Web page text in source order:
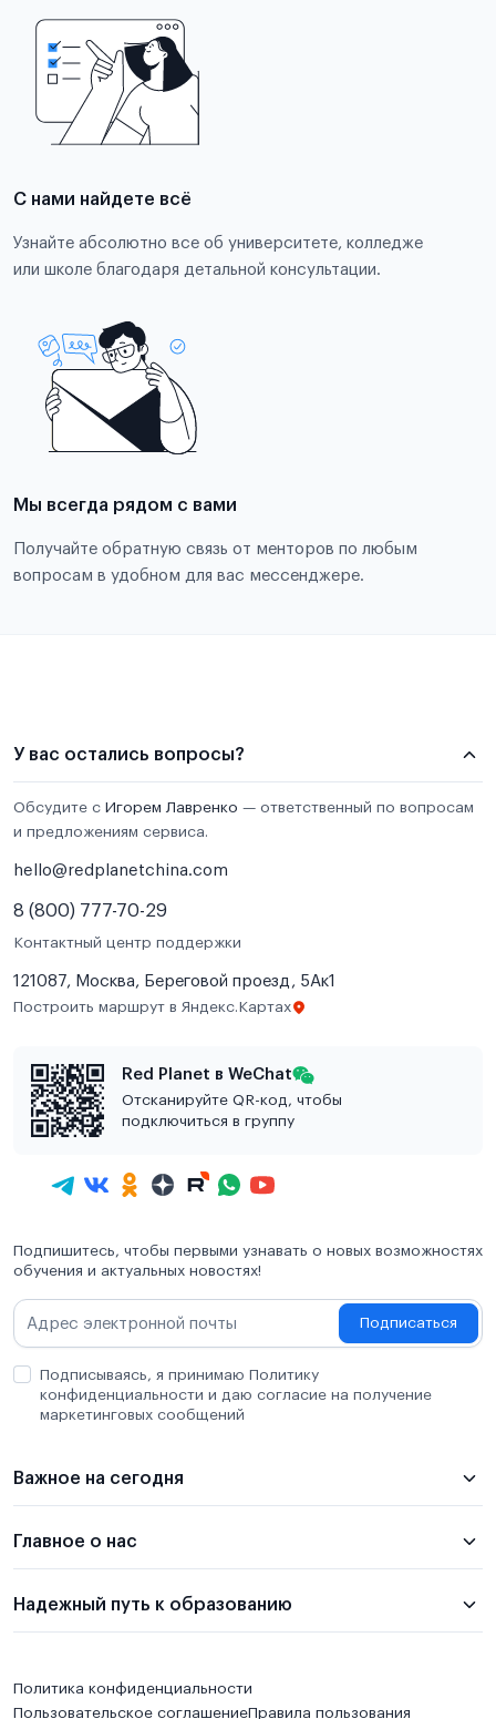
С нами найдете всё
Узнайте абсолютно все об университете, колледже
или школе благодаря детальной консультации.
Мы всегда рядом с вами
Получайте обратную связь от менторов по любым
вопросам в удобном для вас мессенджере.
У вас остались вопросы?
Обсудите с Игорем Лавренко — ответственный по вопросам
и предложениям сервиса.
hello@redplanetchina.com
8 (800) 777-70-29
Контактный центр поддержки
121087, Москва, Береговой проезд, 5Ак1
Построить маршрут в Яндекс.Картах
Red Planet в WeChat
Отсканируйте QR-код, чтобы
подключиться в группу
Подпишитесь, чтобы первыми узнавать о новых возможностях
обучения и актуальных новостях!
Подписаться
Подписываясь, я принимаю Политику
конфиденциальности и даю согласие на получение
маркетинговых сообщений
Важное на сегодня
Главное о нас
Надежный путь к образованию
Политика конфиденциальности
Пользовательское соглашениеПравила пользования